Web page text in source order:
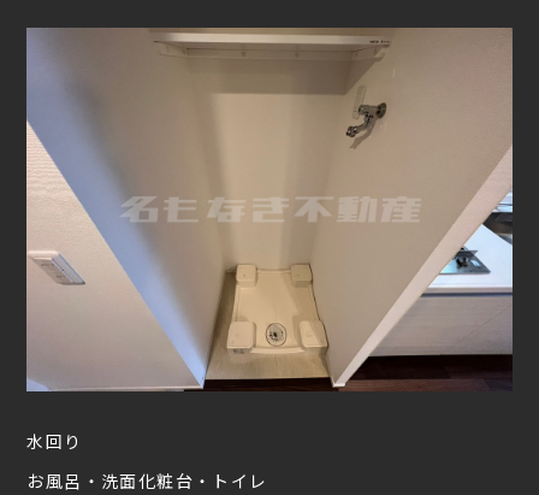
水回り
お風呂・洗面化粧台・トイレ